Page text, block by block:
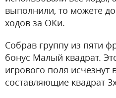
выполнили, то можете
ходов за ОКи.
Собрав группу из пяти
бонус Малый квадрат.
игрового поля исчезнут
составляющие квадрат